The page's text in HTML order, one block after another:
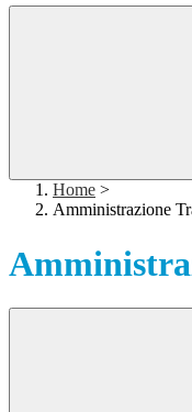
Home >
Amministrazione